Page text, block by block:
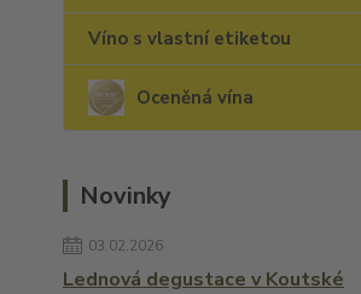
Víno s vlastní etiketou
Oceněná vína
Novinky
03.02.2026
Lednová degustace v Koutské